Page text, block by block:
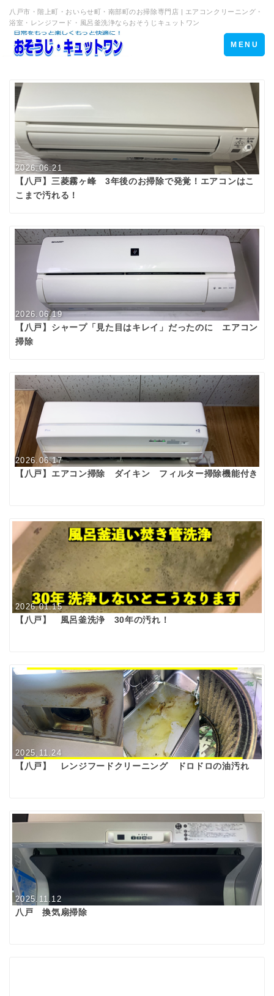
八戸市・階上町・おいらせ町・南部町のお掃除専門店 | エアコンクリーニング・
浴室・レンジフード・風呂釜洗浄ならおそうじキュットワン
Toggle
navigation
MENU
2026.06.21
【八戸】三菱霧ヶ峰 3年後のお掃除で発覚！エアコンはこ
こまで汚れる！
2026.06.19
【八戸】シャープ「見た目はキレイ」だったのに エアコン
掃除
2026.06.17
【八戸】エアコン掃除 ダイキン フィルター掃除機能付き
2026.01.15
【八戸】 風呂釜洗浄 30年の汚れ！
2025.11.24
【八戸】 レンジフードクリーニング ドロドロの油汚れ
2025.11.12
八戸 換気扇掃除